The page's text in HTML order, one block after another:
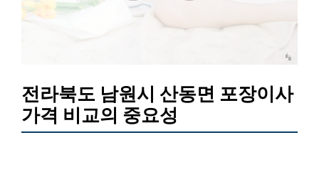
전라북도 남원시 산동면 포장이사
가격 비교의 중요성